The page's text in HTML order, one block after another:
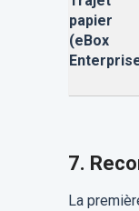
papier
(eBox
7.
La